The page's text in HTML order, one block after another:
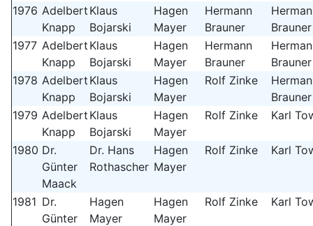
1976 Adelbert
Knapp
Klaus
Bojarski
Hagen
Mayer
Hermann
Brauner
Brauner
1977 Adelbert
Knapp
Klaus
Bojarski
Hagen
Mayer
Hermann
Brauner
Brauner
1978 Adelbert
Knapp
Klaus
Bojarski
Hagen
Mayer
Rolf Zinke
Brauner
1979 Adelbert
Knapp
Klaus
Bojarski
Hagen
Mayer
Rolf Zinke Karl
1980 Dr.
Günter
Maack
Dr. Hans
Rothascher
Hagen
Mayer
Rolf Zinke Karl
1981 Dr.
Günter
Hagen
Mayer
Hagen
Mayer
Rolf Zinke Karl